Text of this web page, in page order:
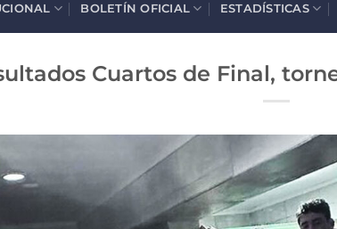
BOLETÍN OFICIAL ESTADÍSTICAS
Cuartos de Final,